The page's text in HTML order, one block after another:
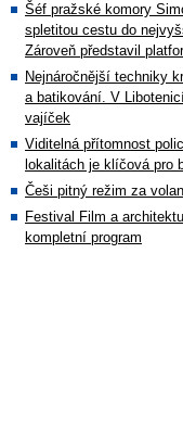
Šéf pražské komory
spletitou cestu do
Zároveň představil
Nejnáročnější techniky
a batikování. V
vajíček
Viditelná přítomnost
lokalitách je klíčová pro
Češi pitný režim za
Festival Film a
kompletní program